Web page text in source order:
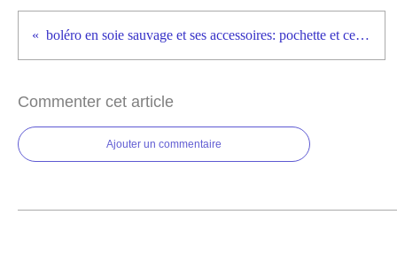
boléro en soie sauvage et ses accessoires: pochette et ceinture
Commenter cet article
Ajouter un commentaire